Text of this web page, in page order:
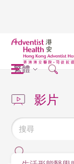
繁體
影片